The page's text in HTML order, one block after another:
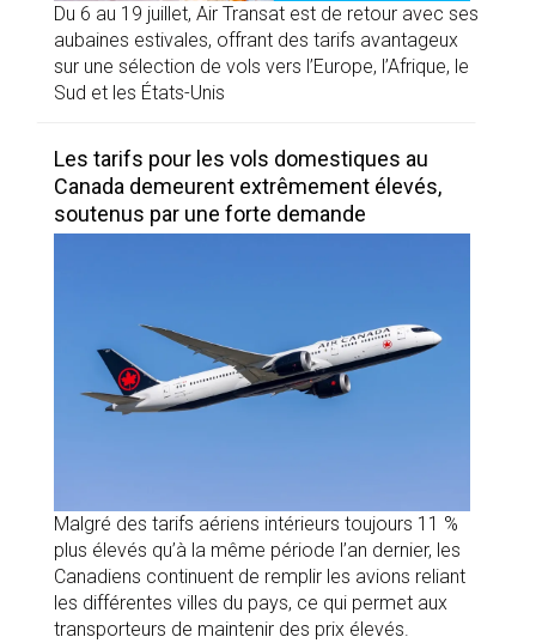
Du 6 au 19 juillet, Air Transat est de retour avec ses
aubaines estivales, offrant des tarifs avantageux
sur une sélection de vols vers l’Europe, l’Afrique, le
Sud et les États-Unis
Les tarifs pour les vols domestiques au
Canada demeurent extrêmement élevés,
soutenus par une forte demande
Malgré des tarifs aériens intérieurs toujours 11 %
plus élevés qu’à la même période l’an dernier, les
Canadiens continuent de remplir les avions reliant
les différentes villes du pays, ce qui permet aux
transporteurs de maintenir des prix élevés.